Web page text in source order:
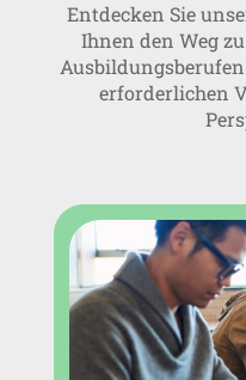
Entdecken Sie
Ihnen den Weg
erforderlichen